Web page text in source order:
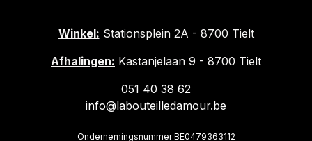
Winkel: Stationsplein 2A - 8700 Tielt
Afhalingen: Kastanjelaan 9 - 8700 Tielt
051 40 38 62
info@labouteilledamour.be
Ondernemingsnummer BE0479363112